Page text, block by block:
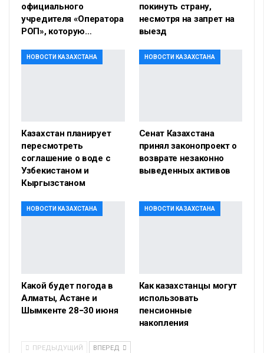
официального
учредителя «Оператора
РОП», которую…
покинуть страну,
несмотря на запрет на
выезд
НОВОСТИ КАЗАХСТАНА
Казахстан планирует
пересмотреть
соглашение о воде с
Узбекистаном и
Кыргызстаном
НОВОСТИ КАЗАХСТАНА
Сенат Казахстана
принял законопроект о
возврате незаконно
выведенных активов
НОВОСТИ КАЗАХСТАНА
Какой будет погода в
Алматы, Астане и
Шымкенте 28−30 июня
НОВОСТИ КАЗАХСТАНА
Как казахстанцы могут
использовать
пенсионные
накопления
ПРЕДЫДУЩИЙ ВПЕРЕД